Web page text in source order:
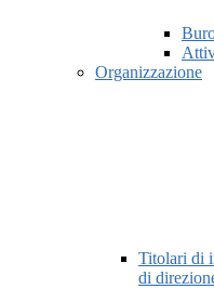
Organizzazione
Titolari di
di